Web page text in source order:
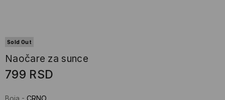
Sold Out
Naočare za sunce
799 RSD